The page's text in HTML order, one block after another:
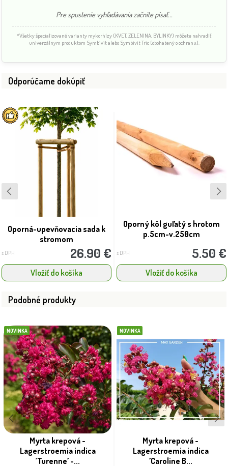
Pre spustenie vyhľadávania začnite písať...
*Všetky špecializované varianty mykorhízy (KVET, ZELENINA, BYLINKY) môžete nahradiť
univerzálnym produktom Symbivit alebo Symbivit Tric (obohatený o ochranu).
Odporúčame dokúpiť
Oporná-upevňovacia sada k
stromom
s DPH 26.90 €
Vložiť do košíka
Oporný kôl guľatý s hrotom
p.5cm-v.250cm
s DPH 5.50 €
Vložiť do košíka
Podobné produkty
NOVINKA
Myrta krepová -
Lagerstroemia indica
´Turenne´ -...
NOVINKA
Myrta krepová -
Lagerstroemia indica
´Caroline B...